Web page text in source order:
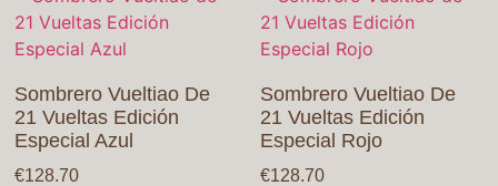
Sombrero Vueltiao De
21 Vueltas Edición
Especial Azul
€128.70
Sombrero Vueltiao De
21 Vueltas Edición
Especial Rojo
€128.70